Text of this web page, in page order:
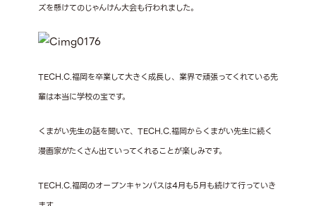
ズを懸けてのじゃんけん大会も行われました。
TECH.C.福岡を卒業して大きく成長し、業界で頑張ってくれている先
輩は本当に学校の宝です。
くまがい先生の話を聞いて、TECH.C.福岡からくまがい先生に続く
漫画家がたくさん出ていってくれることが楽しみです。
TECH.C.福岡のオープンキャンパスは4月も5月も続けて行っていき